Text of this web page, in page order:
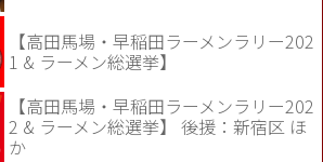
【高田馬場・早稲田ラーメンラリー202
1 & ラーメン総選挙】
【高田馬場・早稲田ラーメンラリー202
2 & ラーメン総選挙】 後援：新宿区 ほ
か